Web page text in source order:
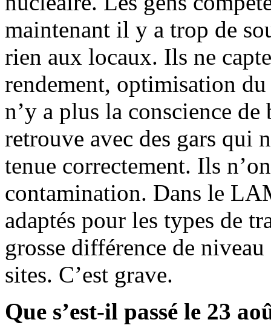
maintenant il y a trop de
rien aux locaux. Ils ne
rendement, optimisation
n’y a plus la conscience
retrouve avec des gars qui
tenue correctement. Ils
contamination. Dans le
adaptés pour les types de
grosse différence de
sites. C’est grave.
Que s’est-il passé le 23